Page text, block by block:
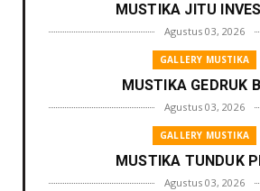
MUSTIKA JITU
Agustus 03, 2026
GALLERY MUSTIKA
MUSTIKA GEDRUK
Agustus 03, 2026
GALLERY MUSTIKA
MUSTIKA TUNDUK
Agustus 03, 2026